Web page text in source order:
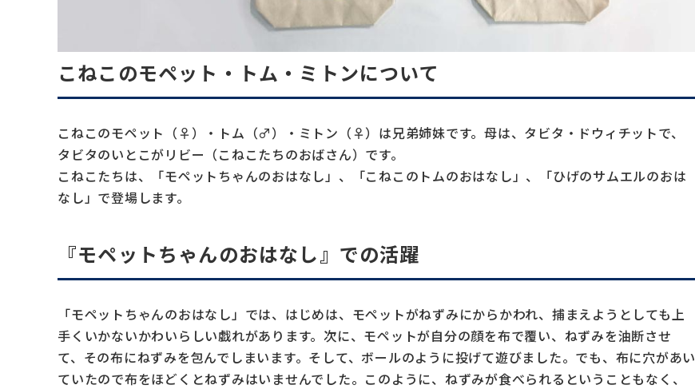
こねこのモペット・トム・ミトンについて
こねこのモペット（♀）・トム（♂）・ミトン（♀）は兄弟姉妹です。母は、タビタ・ドウィチットで、
タビタのいとこがリビー（こねこたちのおばさん）です。
こねこたちは、「モペットちゃんのおはなし」、「こねこのトムのおはなし」、「ひげのサムエルのおは
なし」で登場します。
『モペットちゃんのおはなし』での活躍
「モペットちゃんのおはなし」では、はじめは、モペットがねずみにからかわれ、捕まえようとしても上
手くいかないかわいらしい戯れがあります。次に、モペットが自分の顔を布で覆い、ねずみを油断させ
て、その布にねずみを包んでしまいます。そして、ボールのように投げて遊びました。でも、布に穴があい
ていたので布をほどくとねずみはいませんでした。このように、ねずみが食べられるということもなく、